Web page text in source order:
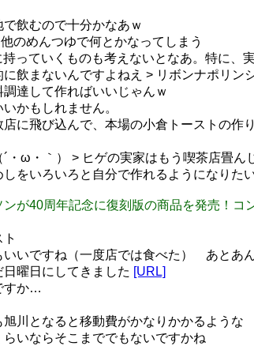
飲むので十分かなあｗ
のめんつゆで何とかなってしまう
っていくものも考えないとなあ。特に、
飲まないんですよねえ > リボンナポリン
達して作ればいいじゃんｗ
かもしれません。
に飛び込んで、本場の小倉トーストの作
・ω・｀） > ヒゲの実家はもう喫茶店畳ん
をいろいろと自分で作れるようになりた
が40周年記念に復刻版の商品を発売！
いいですね（一度店では食べた） あとあ
曜日にしてきました [URL]
すか…
川となると移動費がかなりかかるような
いならそこまででもないですかね